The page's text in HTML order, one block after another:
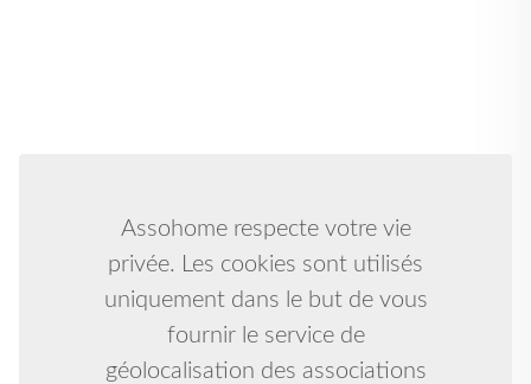
Assohome respecte votre vie
privée. Les cookies sont utilisés
uniquement dans le but de vous
fournir le service de
géolocalisation des associations